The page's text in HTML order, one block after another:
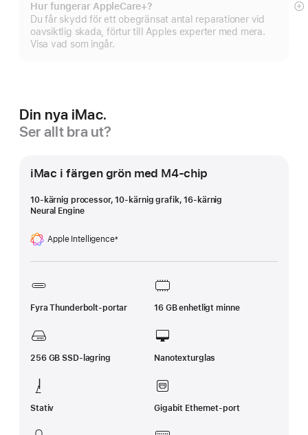
Hur fungerar AppleCare+?
Du får skydd för ett obegränsat antal reparationer vid
oavsiktlig skada, förtur till Apples experter med mera.
Visa vad som ingår.
Din nya iMac.
Ser allt bra ut?
iMac i färgen grön med M4-chip
10-kärnig processor, 10-kärnig grafik, 16‑kärnig
Neural Engine
Apple Intelligence
Fotnot
±
Fyra Thunderbolt-portar 16 GB enhetligt minne
256 GB SSD-lagring Nanotexturglas
Stativ Gigabit Ethernet-port